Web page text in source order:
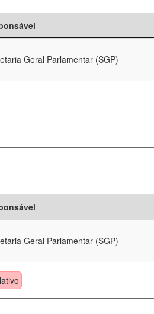
Geral Parlamentar (SGP)
Geral Parlamentar (SGP)